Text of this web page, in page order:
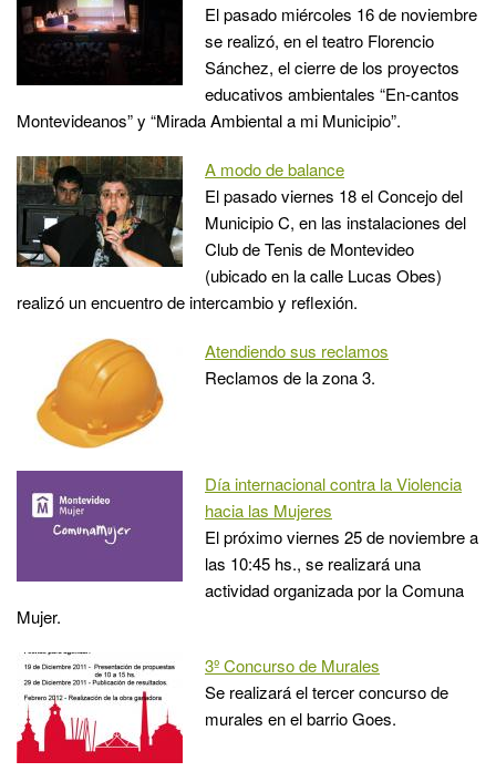
El pasado miércoles 16 de noviembre
se realizó, en el teatro Florencio
Sánchez, el cierre de los proyectos
educativos ambientales “En-cantos
Montevideanos” y “Mirada Ambiental a mi Municipio”.
A modo de balance
El pasado viernes 18 el Concejo del
Municipio C, en las instalaciones del
Club de Tenis de Montevideo
(ubicado en la calle Lucas Obes)
realizó un encuentro de intercambio y reflexión.
Atendiendo sus reclamos
Reclamos de la zona 3.
Día internacional contra la Violencia
hacia las Mujeres
El próximo viernes 25 de noviembre a
las 10:45 hs., se realizará una
actividad organizada por la Comuna
Mujer.
3º Concurso de Murales
Se realizará el tercer concurso de
murales en el barrio Goes.